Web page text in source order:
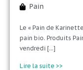
Pain
Le « Pain de
pain bio. Produits
vendredi [...]
Lire la suite >>